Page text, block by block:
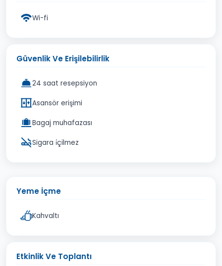
Wi-fi
Güvenlik Ve Erişilebilirlik
24 saat resepsiyon
Asansör erişimi
Bagaj muhafazası
Sigara i̇çilmez
Yeme İçme
Kahvaltı
Etkinlik Ve Toplantı